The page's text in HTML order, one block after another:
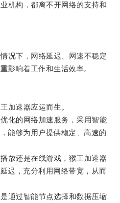
构，都离不开网络的支持和
下，网络延迟、网速不稳定
影响着工作和生活效率。
速器应运而生。
的网络加速服务，采用智能
能够为用户提供稳定、高速的
还是在线游戏，猴王加速器
迟，充分利用网络带宽，从而
过智能节点选择和数据压缩